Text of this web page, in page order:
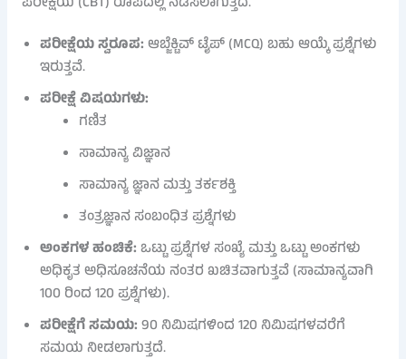
ಪರೀಕ್ಷೆಯ ಸ್ವರೂಪ:ಆಬ್ಜೆಕ್ಟಿವ್ ಟೈಪ್ (MCQ) ಬಹು ಆಯ್ಕೆ ಪ್ರಶ್ನೆಗಳು
ಇರುತ್ತವೆ.
ಪರೀಕ್ಷೆ ವಿಷಯಗಳು:
ಗಣಿತ
ಸಾಮಾನ್ಯ ವಿಜ್ಞಾನ
ಸಾಮಾನ್ಯ ಜ್ಞಾನ ಮತ್ತು ತರ್ಕಶಕ್ತಿ
ತಂತ್ರಜ್ಞಾನ ಸಂಬಂಧಿತ ಪ್ರಶ್ನೆಗಳು
ಅಂಕಗಳ ಹಂಚಿಕೆ:ಒಟ್ಟು ಪ್ರಶ್ನೆಗಳ ಸಂಖ್ಯೆ ಮತ್ತು ಒಟ್ಟು ಅಂಕಗಳು
ಅಧಿಕೃತ ಅಧಿಸೂಚನೆಯ ನಂತರ ಖಚಿತವಾಗುತ್ತವೆ (ಸಾಮಾನ್ಯವಾಗಿ
100 ರಿಂದ 120 ಪ್ರಶ್ನೆಗಳು).
ಪರೀಕ್ಷೆಗೆ ಸಮಯ:90 ನಿಮಿಷಗಳಿಂದ 120 ನಿಮಿಷಗಳವರೆಗೆ
ಸಮಯ ನೀಡಲಾಗುತ್ತದೆ.